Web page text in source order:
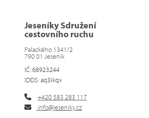
Jeseníky Sdružení
cestovního ruchu
Palackého 1341/2
790 01 Jeseník
IČ: 68923244
IDDS: aq3ikqx
+420 583 283 117
info@jeseniky.cz